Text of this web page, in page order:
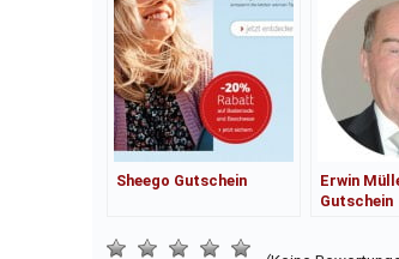
Sheego Gutschein
Erwin
Gutschein